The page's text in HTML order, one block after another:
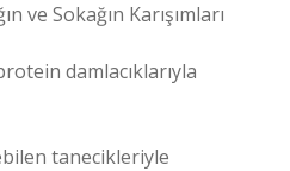
ve Sokağın Karışımları
damlacıklarıyla
tanecikleriyle